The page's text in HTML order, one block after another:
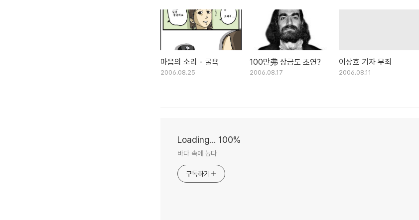
마음의 소리 - 굴욕
2006.08.25
100만弗 상금도 초연?
2006.08.17
이상호 기자 무죄
2006.08.11
Loading... 100%
바다 속에 눕다
구독하기